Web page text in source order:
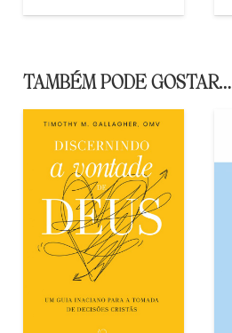
TAMBÉM PODE GOSTAR…